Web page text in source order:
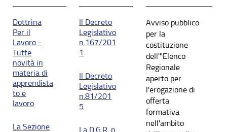
Dottrina
Per il
Lavoro -
Tutte
novità in
materia di
apprendista
to e
lavoro
La Sezione
Il Decreto
Legislativo
n.167/201
1
Il Decreto
Legislativo
n.81/201
5
La D.G.R. n.
Avviso pubblico
per la
costituzione
dell'"Elenco
Regionale
aperto per
l'erogazione di
offerta
formativa
nell'ambito